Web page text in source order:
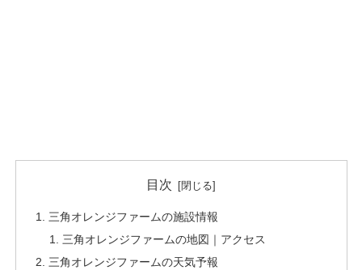
目次
三角オレンジファームの施設情報
三角オレンジファームの地図｜アクセス
三角オレンジファームの天気予報